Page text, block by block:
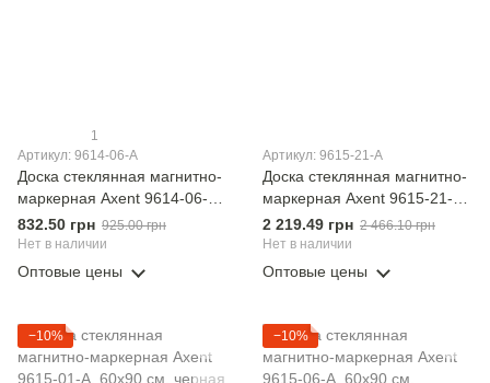
1
Артикул: 9614-06-А
Доска стеклянная магнитно-
маркерная Axent 9614-06-А,
45x45 см, красная
832.50 грн 925.00 грн
Нет в наличии
Оптовые цены
Артикул: 9615-21-А
Доска стеклянная магнитно-
маркерная Axent 9615-21-А,
60х90 см, белая
2 219.49 грн 2 466.10 грн
Нет в наличии
Оптовые цены
−10% −10%